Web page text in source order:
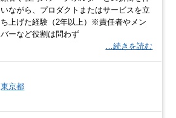
いながら、プロダクトまたはサービスを立
ち上げた経験（2年以上）※責任者やメン
バーなど役割は問わず
…続きを読む
東京都